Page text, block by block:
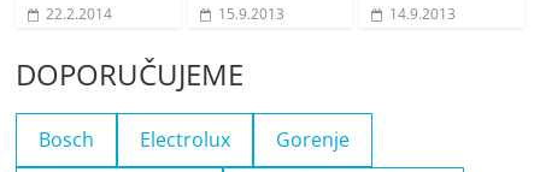
22.2.2014 15.9.2013 14.9.2013
DOPORUČUJEME
Bosch Electrolux Gorenje